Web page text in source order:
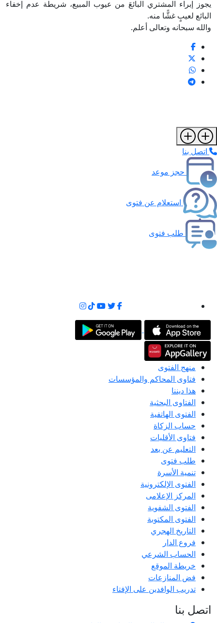
يجوز إبراء المشتري البائعَ من عيوب المبيع، شريطة عدم إخفاء
البائع لعيبٍ غشًّا منه.
والله سبحانه وتعالى أعلم.
اتصل بنا
حجز موعد
استعلام عن فتوى
طلب فتوى
منهج الفتوى
فتاوى المحاكم والمؤسسات
هذا ديننا
الفتاوى البحثية
الفتوى الهاتفية
حساب الزكاة
فتاوى الأقليات
التعليم عن بعد
طلب فتوى
تنمية الأسرة
الفتوى الإلكترونية
المركز الإعلامى
الفتوى الشفوية
الفتوى المكتوبة
التاريخ الهجري
فروع الدار
الحساب الشرعي
خريطة الموقع
فض المنازعات
تدريب الوافدين على الإفتاء
اتصل بنا